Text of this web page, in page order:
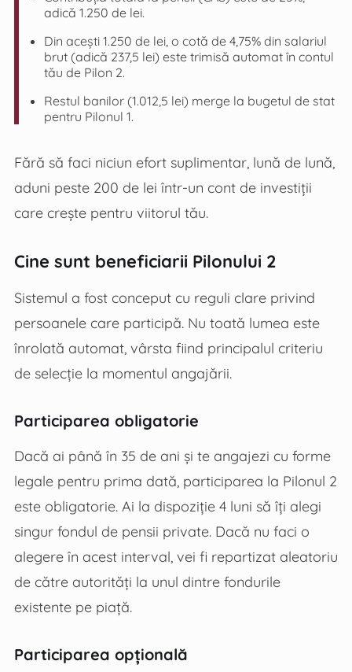
adică 1.250 de lei.
Din acești 1.250 de lei, o cotă de 4,75% din salariul
brut (adică 237,5 lei) este trimisă automat în contul
tău de Pilon 2.
Restul banilor (1.012,5 lei) merge la bugetul de stat
pentru Pilonul 1.
Fără să faci niciun efort suplimentar, lună de lună,
aduni peste 200 de lei într-un cont de investiții
care crește pentru viitorul tău.
Cine sunt beneficiarii Pilonului 2
Sistemul a fost conceput cu reguli clare privind
persoanele care participă. Nu toată lumea este
înrolată automat, vârsta fiind principalul criteriu
de selecție la momentul angajării.
Participarea obligatorie
Dacă ai până în 35 de ani și te angajezi cu forme
legale pentru prima dată, participarea la Pilonul 2
este obligatorie. Ai la dispoziție 4 luni să îți alegi
singur fondul de pensii private. Dacă nu faci o
alegere în acest interval, vei fi repartizat aleatoriu
de către autorități la unul dintre fondurile
existente pe piață.
Participarea opțională